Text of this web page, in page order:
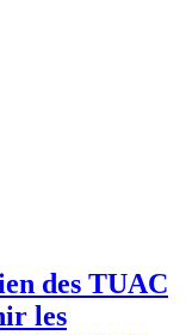
des TUAC
les